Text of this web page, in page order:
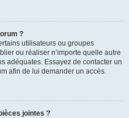
?
utilisateurs ou groupes
ou réaliser n’importe quelle autre
adéquates. Essayez de contacter un
afin de lui demander un accès.
jointes ?